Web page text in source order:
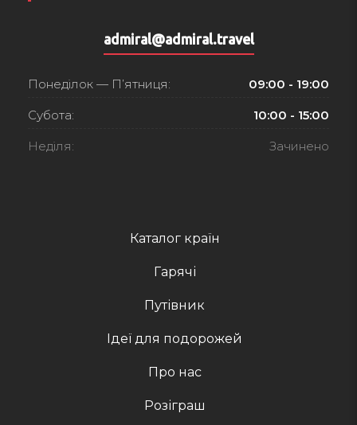
Каталог країн
Гарячі
Путівник
Ідеї для подорожей
Про нас
Розіграш
admiral@admiral.travel
Понеділок — П’ятниця: 09:00 - 19:00
Субота: 10:00 - 15:00
Неділя: Зачинено